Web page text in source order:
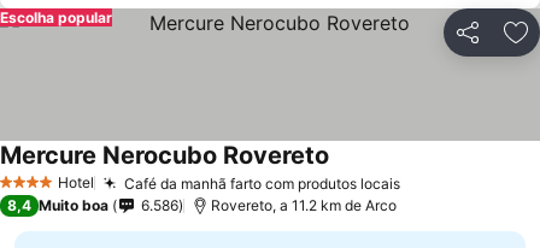
Partilhar
Escolha popular
4 EstrelasHotel Café da manhã farto com produtos locais
Mercure Nerocubo Rovereto
8,4 Muito boa 6.586 Rovereto, a 11.2 km de Arco